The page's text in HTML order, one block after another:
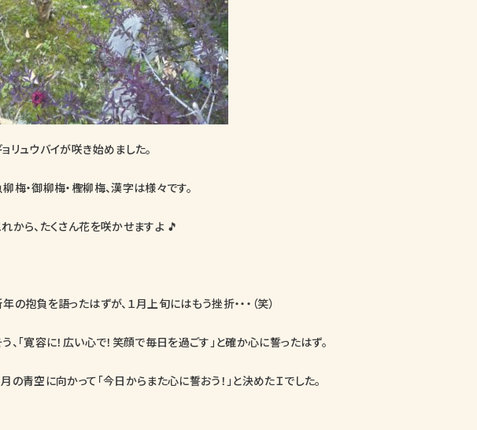
ョリュウバイが咲き始めました。
梅・御柳梅・檉柳梅、漢字は様々です。
れから、たくさん花を咲かせますよ 🎵
の抱負を語ったはずが、１月上旬にはもう挫折・・・（笑）
う、「寛容に！広い心で！笑顔で毎日を過ごす」と確か心に誓ったはず。
月の青空に向かって「今日からまた心に誓おう！」と決めたＩでした。